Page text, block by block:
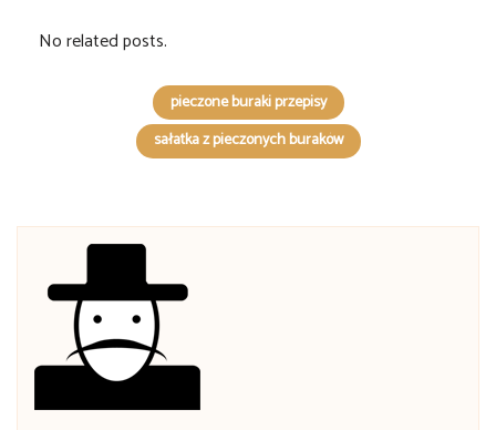
No related posts.
pieczone buraki przepisy
sałatka z pieczonych buraków